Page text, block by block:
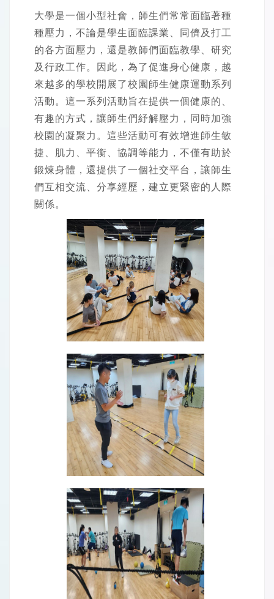
大學是一個小型社會，師生們常常面臨著種
種壓力，不論是學生面臨課業、同儕及打工
的各方面壓力，還是教師們面臨教學、研究
及行政工作。因此，為了促進身心健康，越
來越多的學校開展了校園師生健康運動系列
活動。這一系列活動旨在提供一個健康的、
有趣的方式，讓師生們紓解壓力，同時加強
校園的凝聚力。這些活動可有效增進師生敏
捷、肌力、平衡、協調等能力，不僅有助於
鍛煉身體，還提供了一個社交平台，讓師生
們互相交流、分享經歷，建立更緊密的人際
關係。